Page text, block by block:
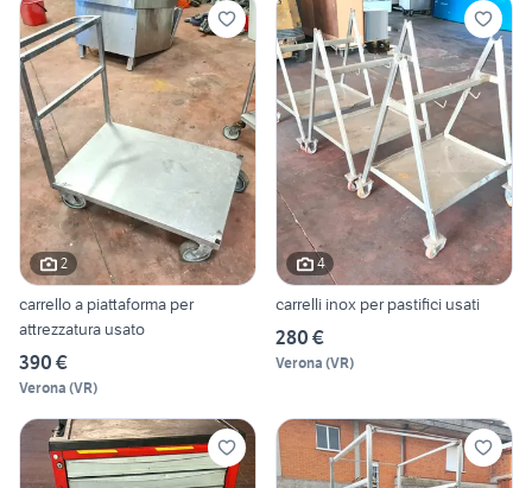
2
carrello a piattaforma per
attrezzatura usato
390 €
Verona (VR)
4
carrelli inox per pastifici usati
280 €
Verona (VR)